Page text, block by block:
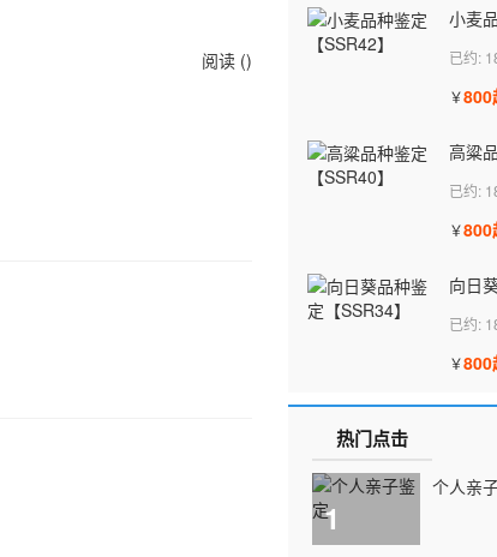
阅读 ()
小麦
已约:
￥800
高粱
已约:
￥800
已约:
￥800
热门点击
1
个人亲